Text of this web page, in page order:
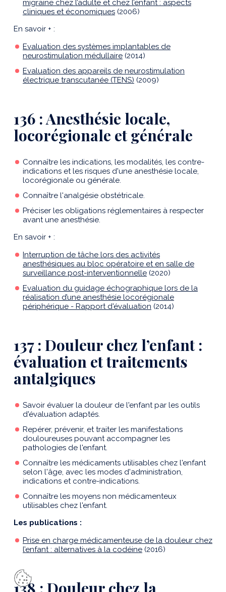
migraine chez l’adulte et chez l’enfant : aspects
cliniques et économiques (2006)
En savoir + :
Evaluation des systèmes implantables de
neurostimulation médullaire (2014)
Evaluation des appareils de neurostimulation
électrique transcutanée (TENS) (2009)
136 : Anesthésie locale,
locorégionale et générale
Connaître les indications, les modalités, les contre-
indications et les risques d'une anesthésie locale,
locorégionale ou générale.
Connaître l'analgésie obstétricale.
Préciser les obligations réglementaires à respecter
avant une anesthésie.
En savoir + :
Interruption de tâche lors des activités
anesthésiques au bloc opératoire et en salle de
surveillance post-interventionnelle (2020)
Evaluation du guidage échographique lors de la
réalisation d’une anesthésie locorégionale
périphérique - Rapport d'évaluation (2014)
137 : Douleur chez l’enfant :
évaluation et traitements
antalgiques
Savoir évaluer la douleur de l'enfant par les outils
d'évaluation adaptés.
Repérer, prévenir, et traiter les manifestations
douloureuses pouvant accompagner les
pathologies de l'enfant.
Connaître les médicaments utilisables chez l'enfant
selon l'âge, avec les modes d'administration,
indications et contre-indications.
Connaître les moyens non médicamenteux
utilisables chez l'enfant.
Les publications :
Prise en charge médicamenteuse de la douleur chez
l’enfant : alternatives à la codéine (2016)